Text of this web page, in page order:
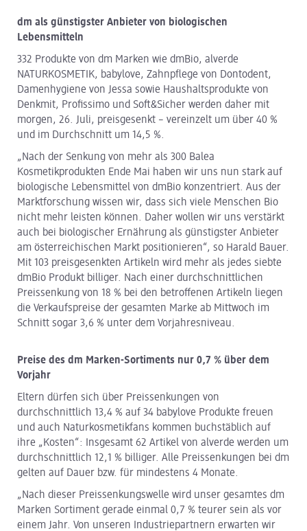
dm als günstigster Anbieter von biologischen
Lebensmitteln
332 Produkte von dm Marken wie dmBio, alverde
NATURKOSMETIK, babylove, Zahnpflege von Dontodent,
Damenhygiene von Jessa sowie Haushaltsprodukte von
Denkmit, Profissimo und Soft&Sicher werden daher mit
morgen, 26. Juli, preisgesenkt – vereinzelt um über 40 %
und im Durchschnitt um 14,5 %.
„Nach der Senkung von mehr als 300 Balea
Kosmetikprodukten Ende Mai haben wir uns nun stark auf
biologische Lebensmittel von dmBio konzentriert. Aus der
Marktforschung wissen wir, dass sich viele Menschen Bio
nicht mehr leisten können. Daher wollen wir uns verstärkt
auch bei biologischer Ernährung als günstigster Anbieter
am österreichischen Markt positionieren“, so Harald Bauer.
Mit 103 preisgesenkten Artikeln wird mehr als jedes siebte
dmBio Produkt billiger. Nach einer durchschnittlichen
Preissenkung von 18 % bei den betroffenen Artikeln liegen
die Verkaufspreise der gesamten Marke ab Mittwoch im
Schnitt sogar 3,6 % unter dem Vorjahresniveau.
Preise des dm Marken-Sortiments nur 0,7 % über dem
Vorjahr
Eltern dürfen sich über Preissenkungen von
durchschnittlich 13,4 % auf 34 babylove Produkte freuen
und auch Naturkosmetikfans kommen buchstäblich auf
ihre „Kosten“: Insgesamt 62 Artikel von alverde werden um
durchschnittlich 12,1 % billiger. Alle Preissenkungen bei dm
gelten auf Dauer bzw. für mindestens 4 Monate.
„Nach dieser Preissenkungswelle wird unser gesamtes dm
Marken Sortiment gerade einmal 0,7 % teurer sein als vor
einem Jahr. Von unseren Industriepartnern erwarten wir